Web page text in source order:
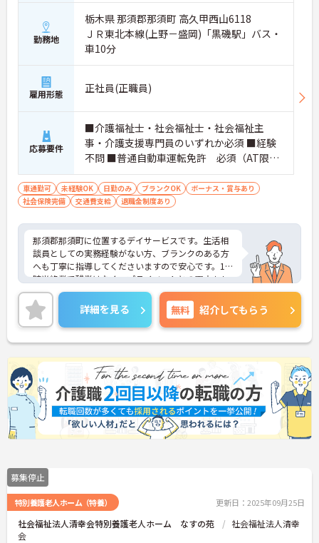
勤務地
栃木県 那須郡那須町 高久甲西山6118
ＪＲ東北本線(上野－盛岡)「黒磯駅」バス・
車10分
雇用形態 正社員(正職員)
応募要件
■介護福祉士・社会福祉士・社会福祉主
事・介護支援専門員のいずれか必須 ■経験
不問 ■普通自動車運転免許 必須（AT限定
可） ■ブランク可
車通勤可 未経験OK 日勤のみ ブランクOK
ボーナス・賞与あり
社会保険完備
交通費支給 退職金制度あり
那須郡那須町に位置するデイサービスです。生活相
談員としての実務経験がない方、ブランクのある方
へも丁寧に指導してくださいますので安心です。17
時半終業で残業はなく、プライベートとの両立もし
やすい環境です。ご興味のある方には、面接対策ポ
イントなど、さらに詳細をお話しいたしますのでお
気軽にご相談ください！
詳細を見る 無料 紹介してもらう
募集停止
特別養護老人ホーム（特養） 更新日：2025年09月25日
社会福祉法人清幸会特別養護老人ホーム なすの苑
社会福祉法人清幸
会